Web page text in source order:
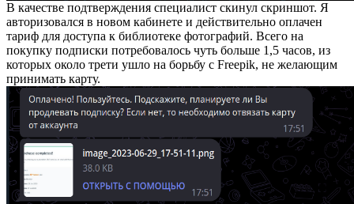
В качестве подтверждения специалист скинул скриншот. Я
авторизовался в новом кабинете и действительно оплачен
тариф для доступа к библиотеке фотографий. Всего на
покупку подписки потребовалось чуть больше 1,5 часов, из
которых около трети ушло на борьбу с Freepik, не желающим
принимать карту.